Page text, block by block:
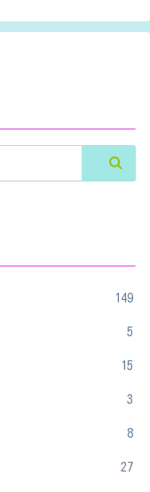
149
5
15
3
8
27